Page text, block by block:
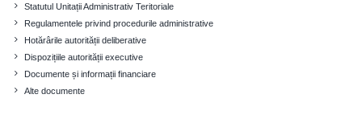
Statutul Unitații Administrativ Teritoriale
Regulamentele privind procedurile administrative
Hotărârile autorității deliberative
Dispozițiile autorității executive
Documente și informații financiare
Alte documente